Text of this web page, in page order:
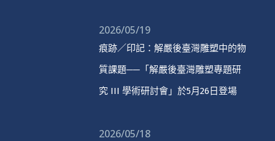
2026/05/19
痕跡／印記：解嚴後臺灣雕塑中的物
質課題──「解嚴後臺灣雕塑專題研
究 III 學術研討會」於5月26日登場
2026/05/18